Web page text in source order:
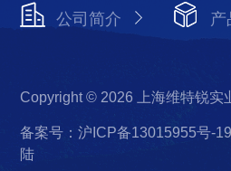
公司简介 产
Copyright © 2026 上海维特锐实
备案号：沪ICP备13015955号-19
陆